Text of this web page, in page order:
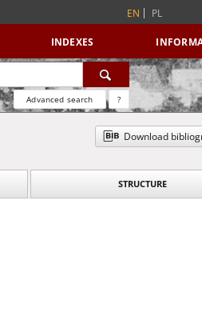
EN PL
INDEXES
Advanced search ?
Download
STRUCTURE